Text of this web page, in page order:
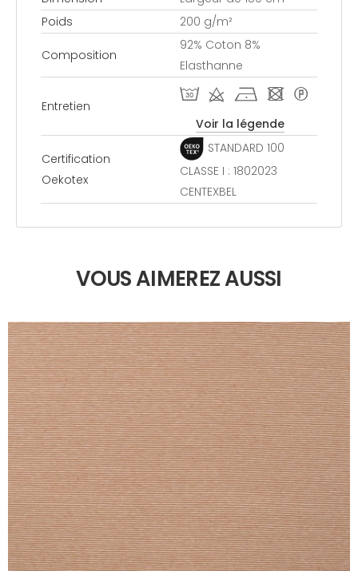
Poids
200 g/m²
Composition
92% Coton 8%
Elasthanne
Entretien
T d h - *
Voir la légende
Certification
Oekotex
STANDARD 100
CLASSE I : 1802023
CENTEXBEL
VOUS AIMEREZ AUSSI